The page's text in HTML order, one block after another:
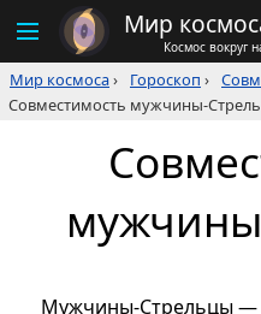
Мир
Космос вокруг
Мир космоса› Гороскоп ›
Совместимость мужчины-
Мужчины-Стрельцы —